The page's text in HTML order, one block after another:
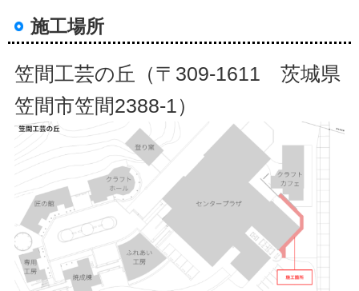
施工場所
笠間工芸の丘（〒309-1611 茨城県
笠間市笠間2388-1）